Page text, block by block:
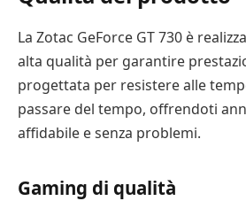
La Zotac GeForce GT 730 è
alta qualità per garantire
progettata per resistere alle
passare del tempo, offrendoti
affidabile e senza problemi.
Gaming di qualità